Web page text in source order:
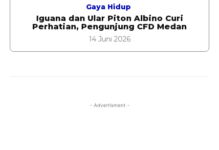
Gaya Hidup
Iguana dan Ular Piton Albino Curi
Perhatian, Pengunjung CFD Medan
14 Juni 2026
- Advertisment -